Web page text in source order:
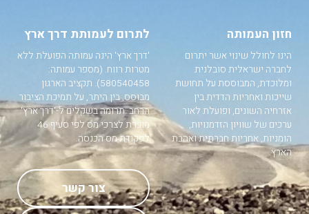
חזון העמותה
הינו לחולל שינוי אשר יתרום
לחברה ישראלית סובלנית
ומלוכדת, המבוססת על תחושת
שייכות ואחריות הדדית בין
אזרחיה השונים, ופועלת לאור
ערכים של שוויון הזדמנויות,
הומניות, אחריות חברתית ואהבת
הארץ.
לתרום לעמותת דרך ארץ
'דרך ארץ' הינה עמותה הפועלת ללא
מטרות רווח. (מספר עמותה:
580540458). תקציב הארגון
מבוסס, בין היתר, על תמיכת הציבור
הרחב .תרומה בשקלים ל-'דרך ארץ'
מוכרת לצרכי מס לפי סעיף 46
לפקודת מס הכנסה.
צור קשר